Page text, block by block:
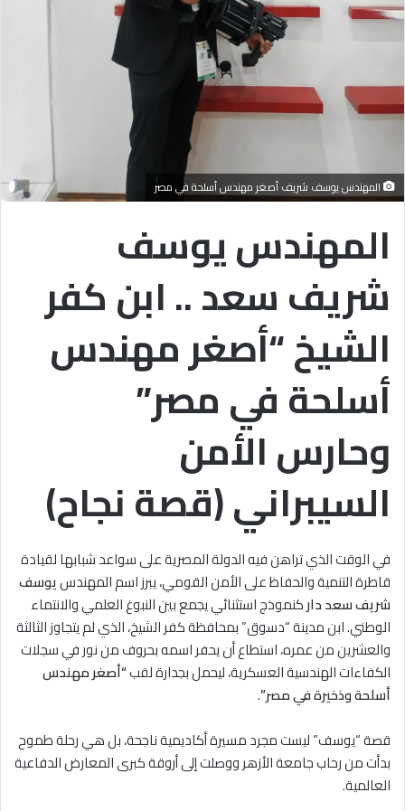
المهندس يوسف شريف أصغر مهندس أسلحة في مصر
المهندس يوسف
شريف سعد .. ابن كفر
الشيخ “أصغر مهندس
أسلحة في مصر”
وحارس الأمن
السيبراني (قصة نجاح)
في الوقت الذي تراهن فيه الدولة المصرية على سواعد شبابها لقيادة
قاطرة التنمية والحفاظ على الأمن القومي، يبرز اسم المهندسيوسف
شريف سعد داركنموذج استثنائي يجمع بين النبوغ العلمي والانتماء
الوطني. ابن مدينة “دسوق” بمحافظة كفر الشيخ، الذي لم يتجاوز الثالثة
والعشرين من عمره، استطاع أن يحفر اسمه بحروف من نور في سجلات
الكفاءات الهندسية العسكرية، ليحمل بجدارة لقب“أصغر مهندس
أسلحة وذخيرة في مصر”.
قصة “يوسف” ليست مجرد مسيرة أكاديمية ناجحة، بل هي رحلة طموح
بدأت من رحاب جامعة الأزهر ووصلت إلى أروقة كبرى المعارض الدفاعية
العالمية.